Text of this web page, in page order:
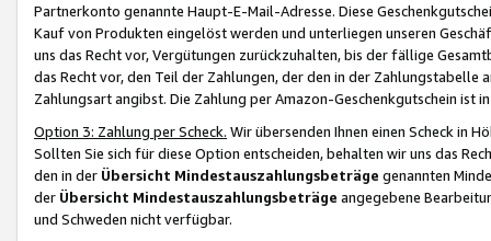
Partnerkonto genannte Haupt-E-Mail-Adresse. Diese
Kauf von Produkten eingelöst werden und unterliegen unseren
uns das Recht vor, Vergütungen zurückzuhalten, bis der fällige
das Recht vor, den Teil der Zahlungen, der den in der
Zahlungsart angibst. Die Zahlung per Amazon-Geschenkgutschein ist
Option 3: Zahlung per Scheck. Wir übersenden Ihnen einen Scheck in
Sollten Sie sich für diese Option entscheiden, behalten wir uns das
den in der Übersicht Mindestauszahlungsbeträge genannten
der Übersicht Mindestauszahlungsbeträge angegebene
und Schweden nicht verfügbar.